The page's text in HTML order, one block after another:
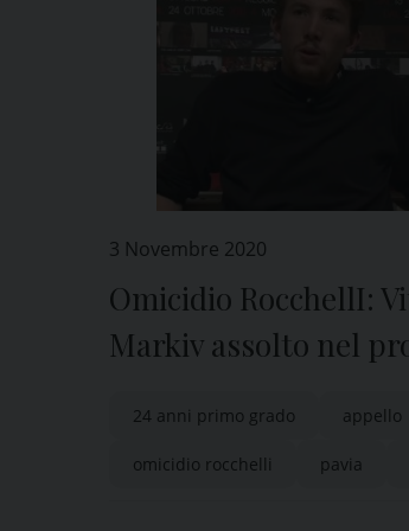
3 Novembre 2020
Omicidio RocchellI:
Markiv assolto nel
24 anni primo grado appello
omicidio rocchelli pavia